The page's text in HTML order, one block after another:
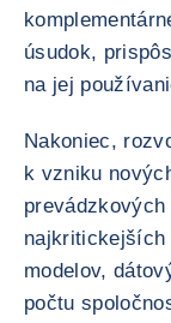
úsudok,
na jej
Nakoniec,
k vzniku
modelov,
počtu